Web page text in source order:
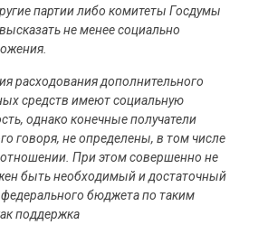
партии либо комитеты Госдумы
не менее социально
расходования дополнительного
средств имеют социальную
однако конечные получатели
говоря, не определены, в том числе
При этом совершенно не
быть необходимый и достаточный
бюджета по таким
поддержка